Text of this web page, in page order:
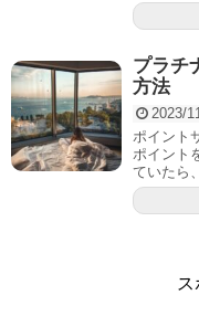
プラチ
方法
2023/
ポイント
ポイント
ていたら